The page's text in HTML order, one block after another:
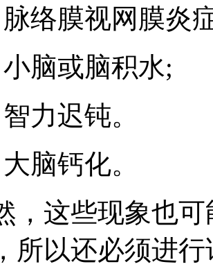
膜视网膜炎
或脑积水;
迟钝。
钙化。
这些现象也可
所以还必须进